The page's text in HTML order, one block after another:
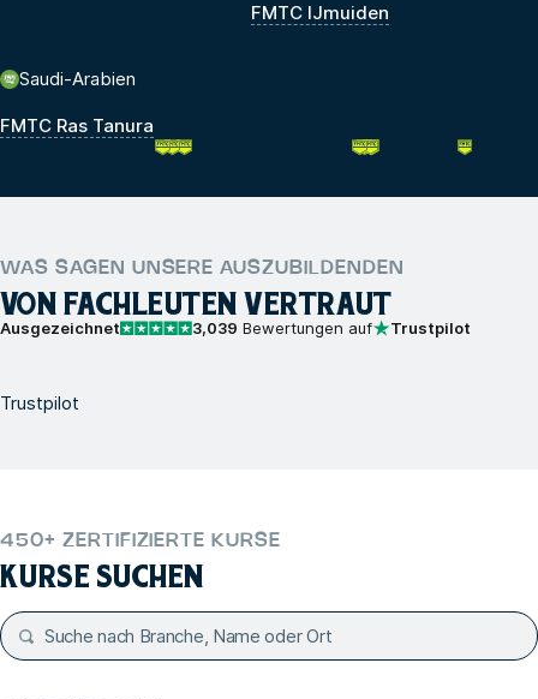
FMTC IJmuiden
Saudi-Arabien
FMTC Ras Tanura
WAS SAGEN UNSERE AUSZUBILDENDEN
VON FACHLEUTEN VERTRAUT
Ausgezeichnet 3,039 Bewertungen auf Trustpilot
Trustpilot
450+ ZERTIFIZIERTE KURSE
KURSE SUCHEN